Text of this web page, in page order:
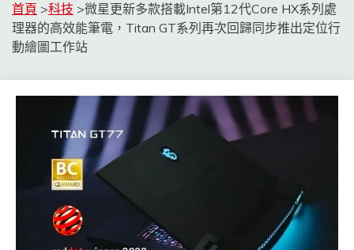
首頁 >科技 >微星更新多款搭載Intel第12代Core HX系列處
理器的高效能筆電，Titan GT系列再次回歸同步推出定位行
動繪圖工作站